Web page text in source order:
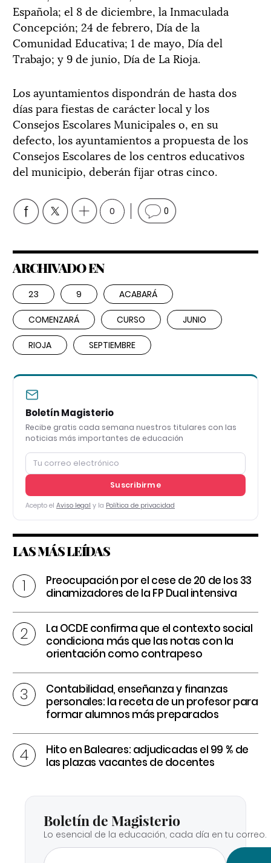
Española; el 8 de diciembre, la Inmaculada
Concepción; 24 de febrero, Día de la
Comunidad Educativa; 1 de mayo, Día del
Trabajo; y 9 de junio, Día de La Rioja.
Los ayuntamientos dispondrán de hasta dos
días para fiestas de carácter local y los
Consejos Escolares Municipales o, en su
defecto, los ayuntamientos a propuesta de los
Consejos Escolares de los centros educativos
del municipio, deberán fijar otras cinco.
0 0
ARCHIVADO EN
23 9 ACABARÁ
COMENZARÁ CURSO JUNIO
RIOJA SEPTIEMBRE
Boletín Magisterio
Recibe gratis cada semana nuestros titulares con las
noticias más importantes de educación
Suscribirme
Acepto el Aviso legal y la Política de privacidad
LAS MÁS LEÍDAS
Preocupación por el cese de 20 de los 33
dinamizadores de la FP Dual intensiva
La OCDE confirma que el contexto social
condiciona más que las notas con la
orientación como contrapeso
Contabilidad, enseñanza y finanzas
personales: la receta de un profesor para
formar alumnos más preparados
Hito en Baleares: adjudicadas el 99 % de
las plazas vacantes de docentes
Boletín de Magisterio
Lo esencial de la educación, cada día en tu correo.